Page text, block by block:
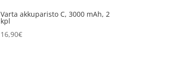
Varta akkuparisto C, 3000 mAh, 2
kpl
16,90€